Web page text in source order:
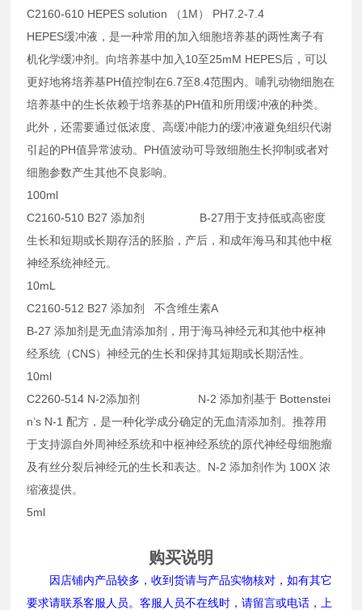
C2160-610 HEPES solution （1M） PH7.2-7.4
HEPES缓冲液，是一种常用的加入细胞培养基的两性离子有
机化学缓冲剂。向培养基中加入10至25mM HEPES后，可以
更好地将培养基PH值控制在6.7至8.4范围内。哺乳动物细胞在
培养基中的生长依赖于培养基的PH值和所用缓冲液的种类。
此外，还需要通过低浓度、高缓冲能力的缓冲液避免组织代谢
引起的PH值异常波动。PH值波动可导致细胞生长抑制或者对
细胞参数产生其他不良影响。
100ml
C2160-510 B27 添加剂 B-27用于支持低或高密度
生长和短期或长期存活的胚胎，产后，和成年海马和其他中枢
神经系统神经元。
10mL
C2160-512 B27 添加剂 不含维生素A
B-27 添加剂是无血清添加剂，用于海马神经元和其他中枢神
经系统（CNS）神经元的生长和保持其短期或长期活性。
10ml
C2260-514 N-2添加剂 N-2 添加剂基于 Bottenstei
n’s N-1 配方，是一种化学成分确定的无血清添加剂。推荐用
于支持源自外周神经系统和中枢神经系统的原代神经母细胞瘤
及有丝分裂后神经元的生长和表达。N-2 添加剂作为 100X 浓
缩液提供。
5ml
购买说明
因店铺内产品较多，收到货请与产品实物核对，如有其它
要求请联系客服人员。客服人员不在线时，请留言或电话，上